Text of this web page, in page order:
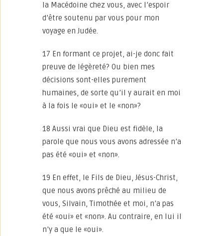
la Macédoine chez vous, avec l’espoir
d’être soutenu par vous pour mon
voyage en Judée.
17 En formant ce projet, ai-je donc fait
preuve de légèreté? Ou bien mes
décisions sont-elles purement
humaines, de sorte qu’il y aurait en moi
à la fois le «oui» et le «non»?
18 Aussi vrai que Dieu est fidèle, la
parole que nous vous avons adressée n’a
pas été «oui» et «non».
19 En effet, le Fils de Dieu, Jésus-Christ,
que nous avons prêché au milieu de
vous, Silvain, Timothée et moi, n’a pas
été «oui» et «non». Au contraire, en lui il
n’y a que le «oui».